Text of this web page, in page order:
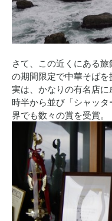
さて、この近くにある
の期間限定で中華そばを
実は、かなりの有名店
時半から並び「シャッ
界でも数々の賞を受賞。